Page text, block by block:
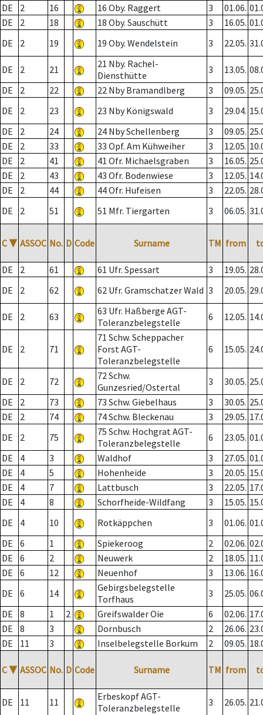
DE
2 16 16 Oby. Raggert 3 01.06.
DE
2 18 18 Oby. Sauschütt 3 16.05.
DE
2 19 19 Oby. Wendelstein 3 22.05.
DE 2 21
21 Nby. Rachel-
Diensthütte
3 13.05.
DE
2 22 22 Nby Bramandlberg 3 09.05.
DE
2 23 23 Nby Königswald 3 29.04.
DE
2 24 24 Nby Schellenberg 3 09.05.
DE
2 33 33 Opf. Am Kühweiher 3 12.05.
DE
2 41 41 Ofr. Michaelsgraben 3 16.05.
DE
2 43 43 Ofr. Bodenwiese 3 12.05.
DE
2 44 44 Ofr. Hufeisen 3 22.05.
DE
2 51 51 Mfr. Tiergarten 3 06.05.
C ▼ ASSOC No. D Code Surname TM from
DE 2 61 61 Ufr. Spessart 3 19.05.
DE
2 62 62 Ufr. Gramschatzer Wald 3 20.05.
DE 2 63
63 Ufr. Haßberge AGT-
Toleranzbelegstelle
6 12.05.
DE 2 71
71 Schw. Scheppacher
Forst AGT-
Toleranzbelegstelle
6 15.05.
DE 2 72
72 Schw.
Gunzesried/Ostertal
3 30.05.
DE
2 73 73 Schw. Giebelhaus 3 30.05.
DE
2 74 74 Schw. Bleckenau 3 29.05.
DE
2 75
75 Schw. Hochgrat AGT-
Toleranzbelegstelle
6 23.05.
DE
4 3 Waldhof 3 27.05.
DE
4 5 Hohenheide 3 20.05.
DE
4 7 Lattbusch 3 22.05.
DE
4 8 Schorfheide-Wildfang 3 15.05.
DE
4 10 Rotkäppchen 3 01.06.
DE
6 1 Spiekeroog 2 02.06.
DE
6 2 Neuwerk 2 18.05.
DE
6 12 Neuenhof 3 13.06.
DE
6 14
Gebirgsbelegstelle
Torfhaus
3 25.05.
DE
8 1 2 Greifswalder Oie 6 02.06.
DE
8 3 Dornbusch 2 26.06.
DE
11 3 Inselbelegstelle Borkum 2 09.05.
C ▼ ASSOC No. D Code Surname TM from
DE 11 11
Erbeskopf AGT-
Toleranzbelegstelle
3 26.05.